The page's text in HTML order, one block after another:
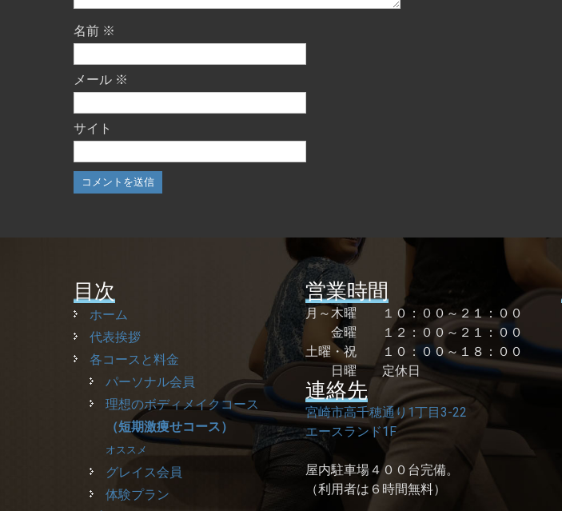
名前 ※
メール ※
サイト
目次
ホーム
代表挨拶
各コースと料金
パーソナル会員
理想のボディメイクコース
（短期激痩せコース）
オススメ
グレイス会員
体験プラン
営業時間
月～木曜 １０：００～２１：００
金曜 １２：００～２１：００
土曜・祝 １０：００～１８：００
日曜 定休日
連絡先
宮崎市高千穂通り1丁目3-22
エースランド1F
屋内駐車場４００台完備。
（利用者は６時間無料）